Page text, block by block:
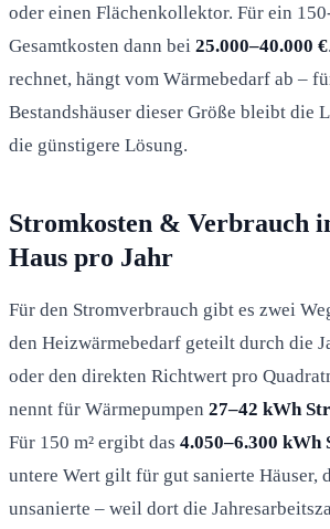
oder einen Flächenkollektor. Für ein
Gesamtkosten dann bei 25.000–40.000 €
rechnet, hängt vom Wärmebedarf ab –
Bestandshäuser dieser Größe bleibt die
die günstigere Lösung.
Stromkosten & Verbrauch
Haus pro Jahr
Für den Stromverbrauch gibt es zwei
den Heizwärmebedarf geteilt durch die
oder den direkten Richtwert pro
nennt für Wärmepumpen 27–42 kWh
Für 150 m² ergibt das 4.050–6.300
untere Wert gilt für gut sanierte Häuser,
unsanierte – weil dort die